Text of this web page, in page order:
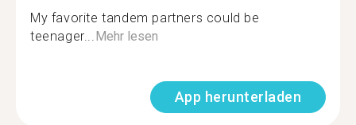
My favorite tandem partners could be
teenager...Mehr lesen
App herunterladen